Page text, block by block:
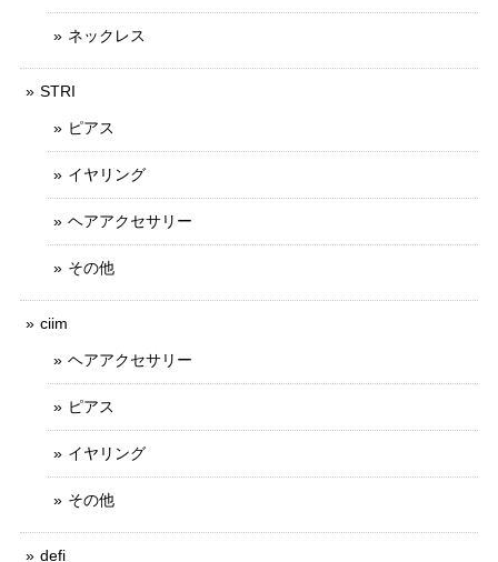
ネックレス
STRI
ピアス
イヤリング
ヘアアクセサリー
その他
ciim
ヘアアクセサリー
ピアス
イヤリング
その他
defi